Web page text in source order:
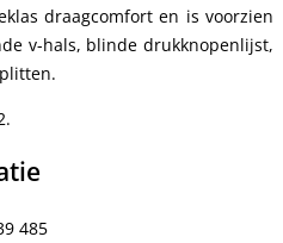
draagcomfort en is voorzien
v-hals, blinde drukknopenlijst,
485